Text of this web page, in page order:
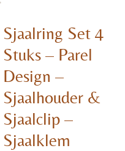
Sjaalring Set 4
Stuks – Parel
Design –
Sjaalhouder &
Sjaalclip –
Sjaalklem